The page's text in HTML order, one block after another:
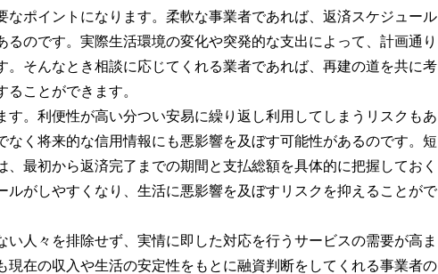
ポイントになります。柔軟な事業者であれば、返済スケジュール
のです。実際生活環境の変化や突発的な支出によって、計画通り
そんなとき相談に応じてくれる業者であれば、再建の道を共に考
ことができます。
。利便性が高い分つい安易に繰り返し利用してしまうリスクもあ
く将来的な信用情報にも悪影響を及ぼす可能性があるのです。短
最初から返済完了までの期間と支払総額を具体的に把握しておく
がしやすくなり、生活に悪影響を及ぼすリスクを抑えることがで
人々を排除せず、実情に即した対応を行うサービスの需要が高ま
在の収入や生活の安定性をもとに融資判断をしてくれる事業者の